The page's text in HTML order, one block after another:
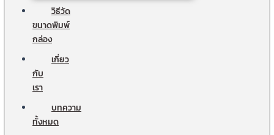
วิธีวัด
ขนาดพิมพ์
กล่อง
เกี่ยว
กับ
เรา
บทความ
ทั้งหมด